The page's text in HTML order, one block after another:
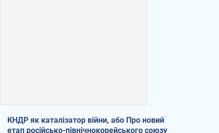
КНДР як каталізатор війни, або Про новий
етап російсько-північнокорейського союзу